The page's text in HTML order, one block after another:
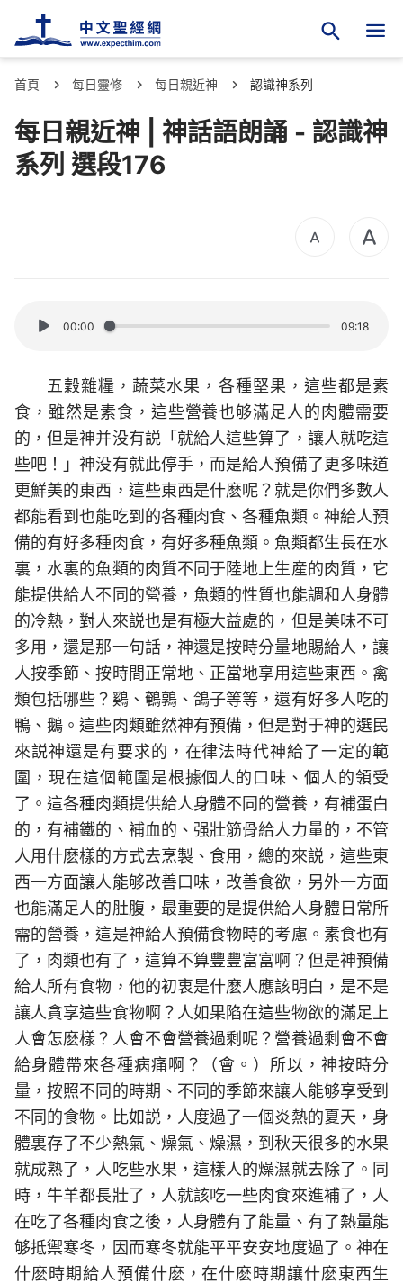
首頁 每日靈修 每日親近神 認識神系列
每日親近神 | 神話語朗誦 - 認識神
系列 選段176
00:00 09:18
五穀雜糧，蔬菜水果，各種堅果，這些都是素
食，雖然是素食，這些營養也够滿足人的肉體需要
的，但是神并没有説「就給人這些算了，讓人就吃這
些吧！」神没有就此停手，而是給人預備了更多味道
更鮮美的東西，這些東西是什麽呢？就是你們多數人
都能看到也能吃到的各種肉食、各種魚類。神給人預
備的有好多種肉食，有好多種魚類。魚類都生長在水
裏，水裏的魚類的肉質不同于陸地上生産的肉質，它
能提供給人不同的營養，魚類的性質也能調和人身體
的冷熱，對人來説也是有極大益處的，但是美味不可
多用，還是那一句話，神還是按時分量地賜給人，讓
人按季節、按時間正常地、正當地享用這些東西。禽
類包括哪些？鷄、鵪鶉、鴿子等等，還有好多人吃的
鴨、鵝。這些肉類雖然神有預備，但是對于神的選民
來説神還是有要求的，在律法時代神給了一定的範
圍，現在這個範圍是根據個人的口味、個人的領受
了。這各種肉類提供給人身體不同的營養，有補蛋白
的，有補鐵的、補血的、强壯筋骨給人力量的，不管
人用什麽樣的方式去烹製、食用，總的來説，這些東
西一方面讓人能够改善口味，改善食欲，另外一方面
也能滿足人的肚腹，最重要的是提供給人身體日常所
需的營養，這是神給人預備食物時的考慮。素食也有
了，肉類也有了，這算不算豐豐富富啊？但是神預備
給人所有食物，他的初衷是什麽人應該明白，是不是
讓人貪享這些食物啊？人如果陷在這些物欲的滿足上
人會怎麽樣？人會不會營養過剩呢？營養過剩會不會
給身體帶來各種病痛啊？（會。）所以，神按時分
量，按照不同的時期、不同的季節來讓人能够享受到
不同的食物。比如説，人度過了一個炎熱的夏天，身
體裏存了不少熱氣、燥氣、燥濕，到秋天很多的水果
就成熟了，人吃些水果，這樣人的燥濕就去除了。同
時，牛羊都長壯了，人就該吃一些肉食來進補了，人
在吃了各種肉食之後，人身體有了能量、有了熱量能
够抵禦寒冬，因而寒冬就能平平安安地度過了。神在
什麽時期給人預備什麽，在什麽時期讓什麽東西生